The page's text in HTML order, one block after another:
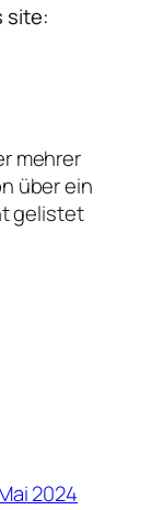
site:
mehrer
über ein
gelistet
2024